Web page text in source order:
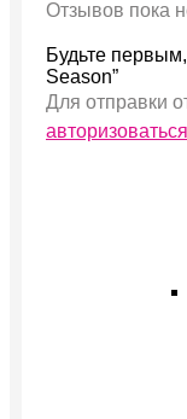
Отзывов пока
Будьте
Season”
Для отправки
авторизоваться